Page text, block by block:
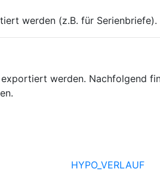
werden (z.B. für Serienbriefe).
werden. Nachfolgend
HYPO_VERLAUF